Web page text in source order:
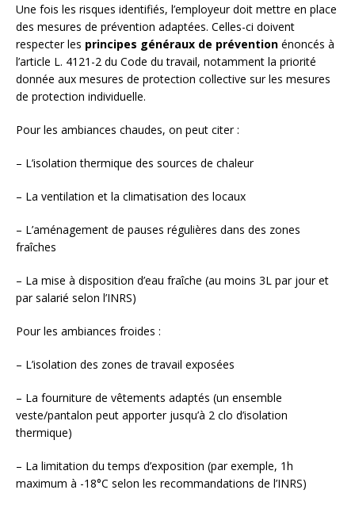
Une fois les risques identifiés, l’employeur doit mettre en place
des mesures de prévention adaptées. Celles-ci doivent
respecter les principes généraux de prévention énoncés à
l’article L. 4121-2 du Code du travail, notamment la priorité
donnée aux mesures de protection collective sur les mesures
de protection individuelle.
Pour les ambiances chaudes, on peut citer :
– L’isolation thermique des sources de chaleur
– La ventilation et la climatisation des locaux
– L’aménagement de pauses régulières dans des zones
fraîches
– La mise à disposition d’eau fraîche (au moins 3L par jour et
par salarié selon l’INRS)
Pour les ambiances froides :
– L’isolation des zones de travail exposées
– La fourniture de vêtements adaptés (un ensemble
veste/pantalon peut apporter jusqu’à 2 clo d’isolation
thermique)
– La limitation du temps d’exposition (par exemple, 1h
maximum à -18°C selon les recommandations de l’INRS)